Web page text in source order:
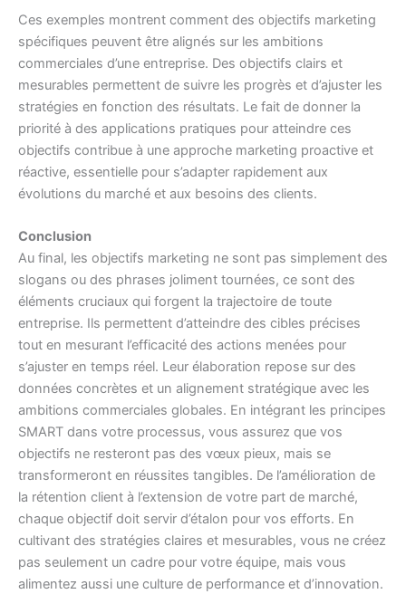
Ces exemples montrent comment des objectifs marketing
spécifiques peuvent être alignés sur les ambitions
commerciales d’une entreprise. Des objectifs clairs et
mesurables permettent de suivre les progrès et d’ajuster les
stratégies en fonction des résultats. Le fait de donner la
priorité à des applications pratiques pour atteindre ces
objectifs contribue à une approche marketing proactive et
réactive, essentielle pour s’adapter rapidement aux
évolutions du marché et aux besoins des clients.
Conclusion
Au final, les objectifs marketing ne sont pas simplement des
slogans ou des phrases joliment tournées, ce sont des
éléments cruciaux qui forgent la trajectoire de toute
entreprise. Ils permettent d’atteindre des cibles précises
tout en mesurant l’efficacité des actions menées pour
s’ajuster en temps réel. Leur élaboration repose sur des
données concrètes et un alignement stratégique avec les
ambitions commerciales globales. En intégrant les principes
SMART dans votre processus, vous assurez que vos
objectifs ne resteront pas des vœux pieux, mais se
transformeront en réussites tangibles. De l’amélioration de
la rétention client à l’extension de votre part de marché,
chaque objectif doit servir d’étalon pour vos efforts. En
cultivant des stratégies claires et mesurables, vous ne créez
pas seulement un cadre pour votre équipe, mais vous
alimentez aussi une culture de performance et d’innovation.